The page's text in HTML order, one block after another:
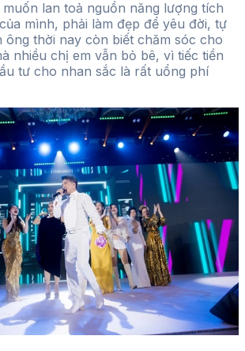
lan toả nguồn năng lượng tích
mình, phải làm đẹp để yêu đời, tự
ông thời nay còn biết chăm sóc cho
nhiều chị em vẫn bỏ bê, vì tiếc tiền
tư cho nhan sắc là rất uổng phí